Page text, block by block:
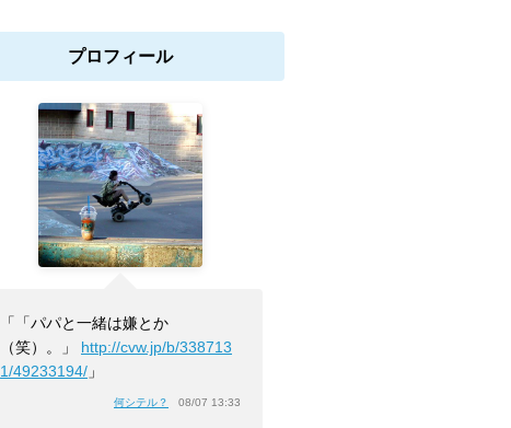
プロフィール
「「パパと一緒は嫌とか
（笑）。」 http://cvw.jp/b/338713
1/49233194/ 」
何シテル？ 08/07 13:33